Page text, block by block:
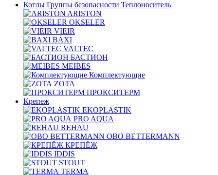
Котлы Группы безопасности Теплоноситель
ARISTON
OKSELER
VIEIR
BAXI
VALTEC
БАСТИОН
MEIBES
Комплектующие
ZOTA
ПРОКСИТЕРМ
Крепеж
EKOPLASTIK
PRO AQUA
REHAU
OBO BETTERMANN
КРЕПЁЖ
IDDIS
STOUT
TERMA